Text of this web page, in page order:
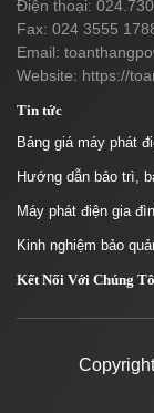
Điện thoại:
Fax: 024 3555
Email:
Website: https://
Tin tức
Bảng giá máy phát
Hướng dẫn bảo trì,
Máy phát điện gia
Kinh nghiệm bảo
Kết Nối Với Chúng